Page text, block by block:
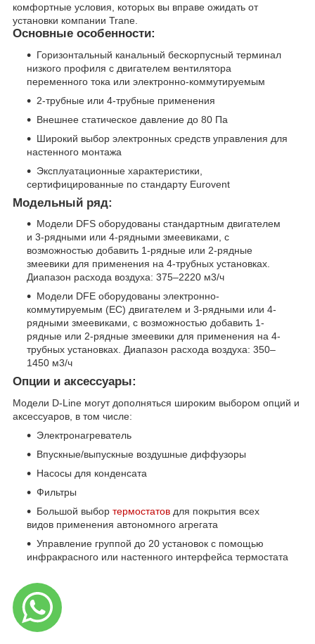
комфортные условия, которых вы вправе ожидать от
установки компании Trane.
Основные особенности:
Горизонтальный канальный бескорпусный терминал
низкого профиля с двигателем вентилятора
переменного тока или электронно-коммутируемым
2-трубные или 4-трубные применения
Внешнее статическое давление до 80 Па
Широкий выбор электронных средств управления для
настенного монтажа
Эксплуатационные характеристики,
сертифицированные по стандарту Eurovent
Модельный ряд:
Модели DFS оборудованы стандартным двигателем
и 3-рядными или 4-рядными змеевиками, с
возможностью добавить 1-рядные или 2-рядные
змеевики для применения на 4-трубных установках.
Диапазон расхода воздуха: 375–2220 м3/ч
Модели DFE оборудованы электронно-
коммутируемым (EC) двигателем и 3-рядными или 4-
рядными змеевиками, с возможностью добавить 1-
рядные или 2-рядные змеевики для применения на 4-
трубных установках. Диапазон расхода воздуха: 350–
1450 м3/ч
Опции и аксессуары:
Модели D-Line могут дополняться широким выбором опций и
аксессуаров, в том числе:
Электронагреватель
Впускные/выпускные воздушные диффузоры
Насосы для конденсата
Фильтры
Большой выбор термостатов для покрытия всех
видов применения автономного агрегата
Управление группой до 20 установок с помощью
инфракрасного или настенного интерфейса термостата